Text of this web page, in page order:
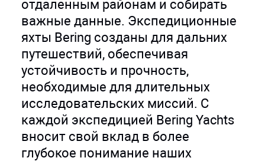
отдаленным районам и собирать
важные данные. Экспедиционные
яхты Bering созданы для дальних
путешествий, обеспечивая
устойчивость и прочность,
необходимые для длительных
исследовательских миссий. С
каждой экспедицией Bering Yachts
вносит свой вклад в более
глубокое понимание наших